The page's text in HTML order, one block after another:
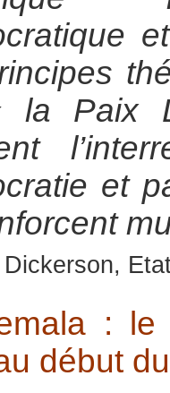
la Paix
et
Dickerson,
:
début